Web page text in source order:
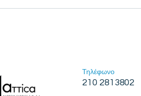
Τηλέφωνο
210 2813802